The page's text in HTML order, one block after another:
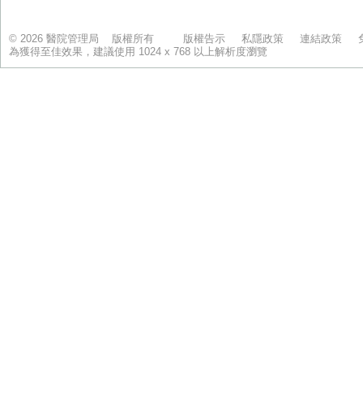
© 2026 醫院管理局 版權所有 版權告示 私隱政策 連結政策
為獲得至佳效果，建議使用 1024 x 768 以上解析度瀏覽